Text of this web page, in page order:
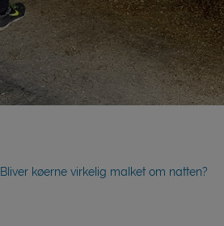
Bliver køerne virkelig malket om natten?